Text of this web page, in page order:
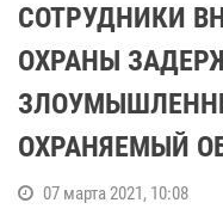
СОТРУДНИКИ
ОХРАНЫ
ОХРАНЯЕМЫЙ
07 марта 2021, 10:08